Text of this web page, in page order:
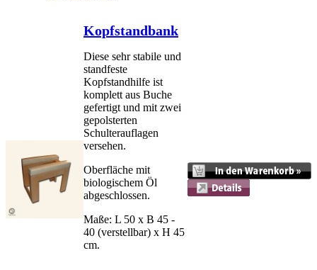
Kopfstandbank
Diese sehr stabile und
standfeste
Kopfstandhilfe ist
komplett aus Buche
gefertigt und mit zwei
gepolsterten
Schulterauflagen
versehen.
Oberfläche mit
biologischem Öl
abgeschlossen.
Maße: L 50 x B 45 -
40 (verstellbar) x H 45
cm.